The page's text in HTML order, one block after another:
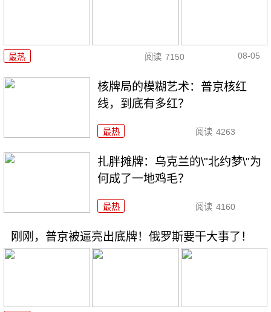
最热 阅读 7150 08-05
核牌局的模糊艺术：普京核红
线，到底有多红？
最热 阅读 4263
扎胖摊牌：乌克兰的\"北约梦\"为
何成了一地鸡毛？
最热 阅读 4160
刚刚，普京被逼亮出底牌！俄罗斯要干大事了！